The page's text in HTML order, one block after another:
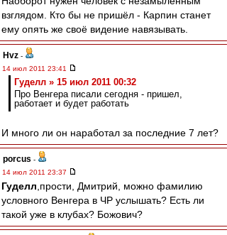
взглядом. Кто бы не пришёл - Карпин станет
ему опять же своё видение навязывать.
Hvz -
14 июл 2011 23:41
Гуделл » 15 июл 2011 00:32
Про Венгера писали сегодня - пришел,
работает и будет работать
И много ли он наработал за последние 7 лет?
porcus -
14 июл 2011 23:37
Гуделл ,прости, Дмитрий, можно фамилию
условного Венгера в ЧР услышать? Есть ли
такой уже в клубах? Божович?